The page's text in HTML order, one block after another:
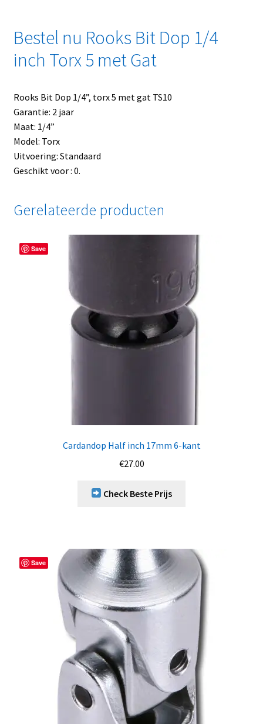
Bestel nu Rooks Bit Dop 1/4
inch Torx 5 met Gat
Rooks Bit Dop 1/4”, torx 5 met gat TS10
Garantie: 2 jaar
Maat: 1/4”
Model: Torx
Uitvoering: Standaard
Geschikt voor : 0.
Gerelateerde producten
Save
Cardandop Half inch 17mm 6-kant
€27.00
Check Beste Prijs
Save